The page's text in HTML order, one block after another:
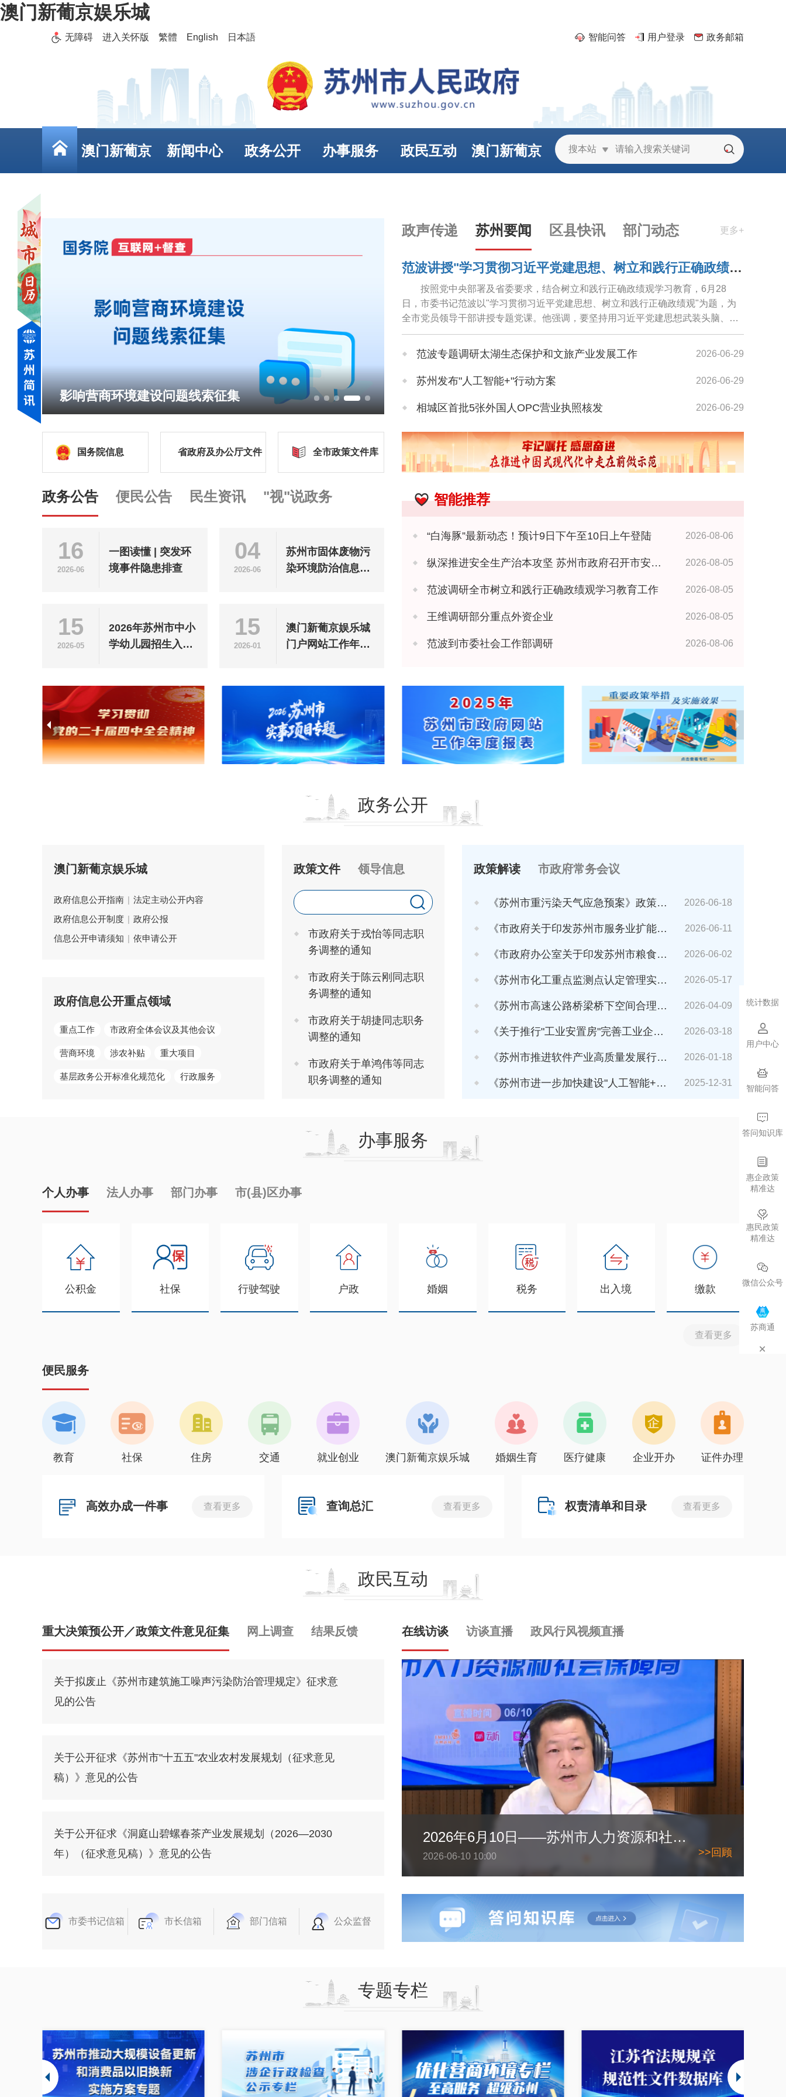
澳门新葡京娱乐城
无障碍 进入关怀版 繁體 English 日本語 智能问答 用户登录 政务邮箱
搜本站
澳门新葡京 新闻中心 政务公开 办事服务 政民互动 澳门新葡京
影响营商环境建设问题线索征集
政声传递 苏州要闻 区县快讯 部门动态 更多+
范波讲授"学习贯彻习近平党建思想、树立和践行正确政绩观"专题党课
按照党中央部署及省委要求，结合树立和践行正确政绩观学习教育，6月28
日，市委书记范波以"学习贯彻习近平党建思想、树立和践行正确政绩观"为题，为
全市党员领导干部讲授专题党课。他强调，要坚持用习近平党建思想武装头脑、指
导实践、推动工作，牢固树立和践...
范波专题调研太湖生态保护和文旅产业发展工作 2026-06-29
苏州发布"人工智能+"行动方案 2026-06-29
相城区首批5张外国人OPC营业执照核发 2026-06-29
近150位海内外专家学者在苏交流 2026-06-29
张家港技师学院揭牌 2026-06-29
国务院信息 省政府及办公厅文件 全市政策文件库
政务公告 便民公告 民生资讯 "视"说政务
16
2026-06
一图读懂 | 突发环
境事件隐患排查
04
2026-06
苏州市固体废物污
染环境防治信息公
15
2026-05
2026年苏州市中小
学幼儿园招生入学
15
2026-01
澳门新葡京娱乐城
门户网站工作年度
智能推荐
“白海豚”最新动态！预计9日下午至10日上午登陆 2026-08-06
纵深推进安全生产治本攻坚 苏州市政府召开市安委会全体成员（扩大）会议 王维讲话 2026-08-05
范波调研全市树立和践行正确政绩观学习教育工作 2026-08-05
王维调研部分重点外资企业 2026-08-05
范波到市委社会工作部调研 2026-08-06
政务公开
澳门新葡京娱乐城
政府信息公开指南 | 法定主动公开内容
政府信息公开制度 | 政府公报
信息公开申请须知 | 依申请公开
政府信息公开重点领域
重点工作 市政府全体会议及其他会议
营商环境 涉农补贴 重大项目
基层政务公开标准化规范化 行政服务
政策文件 领导信息
市政府关于戎怡等同志职
务调整的通知
市政府关于陈云刚同志职
务调整的通知
市政府关于胡捷同志职务
调整的通知
市政府关于单鸿伟等同志
职务调整的通知
政策解读 市政府常务会议
《苏州市重污染天气应急预案》政策解读 2026-06-18
《市政府关于印发苏州市服务业扩能提质行动方案(2026～2030年)的通知》解读 2026-06-11
《市政府办公室关于印发苏州市粮食应急预案的通知》解读 2026-06-02
《苏州市化工重点监测点认定管理实施细则》解读 2026-05-17
《苏州市高速公路桥梁桥下空间合理利用管理办法》解读 2026-04-09
《关于推行"工业安置房"完善工业企业搬迁安置的指导意见（试行）》解读 2026-03-18
《苏州市推进软件产业高质量发展行动计划（2026-2027年）》解读 2026-01-18
《苏州市进一步加快建设"人工智能+"城市的若干措施（2026年版）》解读 2025-12-31
办事服务
个人办事 法人办事 部门办事 市(县)区办事
公积金 社保 行驶驾驶 户政 婚姻 税务 出入境 缴款
查看更多
便民服务
教育 社保 住房 交通 就业创业 澳门新葡京娱乐城 婚姻生育 医疗健康 企业开办 证件办理
高效办成一件事 查看更多 查询总汇 查看更多 权责清单和目录 查看更多
政民互动
重大决策预公开／政策文件意见征集 网上调查 结果反馈
关于拟废止《苏州市建筑施工噪声污染防治管理规定》征求意
见的公告
关于公开征求《苏州市"十五五"农业农村发展规划（征求意见
稿）》意见的公告
关于公开征求《洞庭山碧螺春茶产业发展规划（2026—2030
年）（征求意见稿）》意见的公告
市委书记信箱 市长信箱 部门信箱 公众监督
在线访谈 访谈直播 政风行风视频直播
2026年6月10日——苏州市人力资源和社会保障局
2026-06-10 10:00 >>回顾
专题专栏
统计数据
用户中心
智能问答
答问知识库
惠企政策
精准达
惠民政策
精准达
微信公众号
苏商通